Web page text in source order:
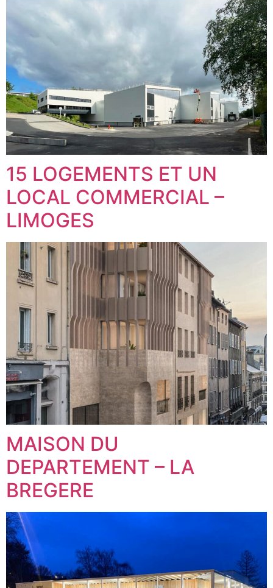
15 LOGEMENTS ET UN
LOCAL COMMERCIAL –
LIMOGES
MAISON DU
DEPARTEMENT – LA
BREGERE